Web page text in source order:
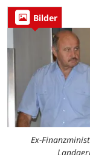
Bilder
Ex-